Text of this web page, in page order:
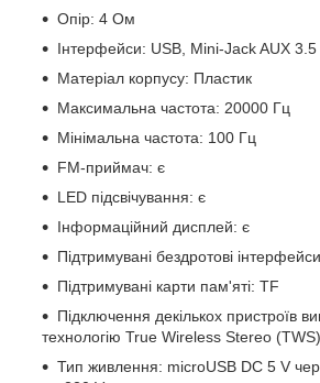
Опір: 4 Ом
Інтерфейси: USB, Mini-Jack AUX
Матеріал корпусу: Пластик
Максимальна частота: 20000 Гц
Мінімальна частота: 100 Гц
FM-приймач: є
LED підсвічування: є
Інформаційний дисплей: є
Підтримувані бездротові
Підтримувані карти пам'яті: TF
Підключення декількох пристроїв
технологію True Wireless Stereo
Тип живлення: microUSB DC 5 V